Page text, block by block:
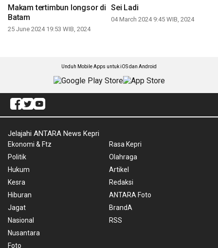
Makam tertimbun longsor di
Batam
25 June 2024 19:53 WIB, 2024
Sei Ladi
04 March 2024 9:45 WIB, 2024
Unduh Mobile Apps untuk iOS dan Android
Jelajahi ANTARA News Kepri
Ekonomi & Ftz
Politik
Hukum
Kesra
Hiburan
Jagat
Nasional
Nusantara
Foto
Rasa Kepri
Olahraga
Artikel
Redaksi
ANTARA Foto
BrandA
RSS